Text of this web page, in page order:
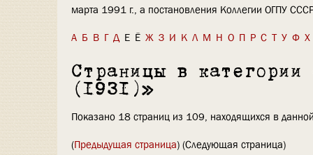
марта 1991 г., а постановления Коллегии ОГПУ
А Б В Г Д Е Ё Ж З И К Л М Н О П Р С Т У Ф Х
Страницы в категории
(1931)»
Показано 18 страниц из 109, находящихся в
(Предыдущая страница) (Следующая страница)